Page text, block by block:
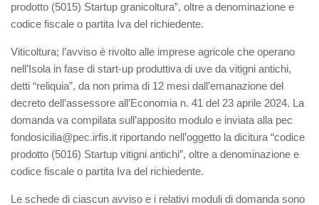
prodotto (5015) Startup granicoltura”, oltre a denominazione e
codice fiscale o partita Iva del richiedente.
Viticoltura; l’avviso è rivolto alle imprese agricole che operano
nell’Isola in fase di start-up produttiva di uve da vitigni antichi,
detti “reliquia”, da non prima di 12 mesi dall’emanazione del
decreto dell’assessore all’Economia n. 41 del 23 aprile 2024. La
domanda va compilata sull’apposito modulo e inviata alla pec
fondosicilia@pec.irfis.it riportando nell’oggetto la dicitura “codice
prodotto (5016) Startup vitigni antichi”, oltre a denominazione e
codice fiscale o partita Iva del richiedente.
Le schede di ciascun avviso e i relativi moduli di domanda sono